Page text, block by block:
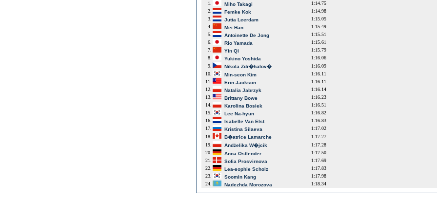
1. Miho Takagi
1:14.75
2.
Femke Kok
1:14.98
3.
Jutta Leerdam
1:15.05
4.
Mei Han
1:15.49
5.
Antoinette De Jong
1:15.51
6.
Rio Yamada
1:15.61
7.
Yin Qi
1:15.79
8.
Yukino Yoshida
1:16.06
9.
Nikola Zdr�halov�
1:16.09
10.
Min-seon Kim
1:16.11
11.
Erin Jackson
1:16.11
12.
Natalia Jabrzyk
1:16.14
13.
Brittany Bowe
1:16.23
14.
Karolina Bosiek
1:16.51
15.
Lee Na-hyun
1:16.82
16.
Isabelle Van Elst
1:16.83
17.
Kristina Silaeva
1:17.02
18.
B�atrice Lamarche
1:17.27
19.
Andżelika W�jcik
1:17.28
20.
Anna Ostlender
1:17.50
21.
Sofia Prosvirnova
1:17.69
22.
Lea-sophie Scholz
1:17.83
23.
Soomin Kang
1:17.98
24.
Nadezhda Morozova 1:18.34